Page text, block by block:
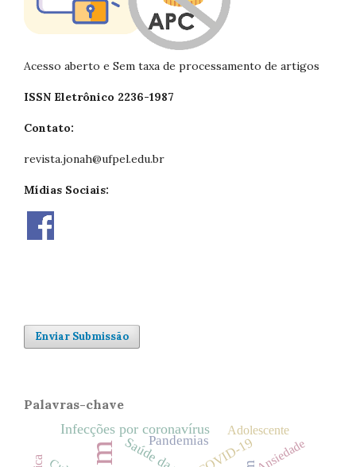
Acesso aberto e Sem taxa de processamento de artigos
ISSN Eletrônico 2236-1987
Contato:
revista.jonah@ufpel.edu.br
Mídias Sociais:
Enviar Submissão
Palavras-chave
Infecções por coronavírus
COVID-19
Pandemias
Adolescente
Ansiedade